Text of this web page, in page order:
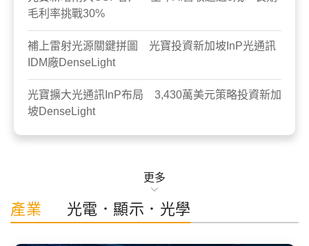
毛利率挑戰30%
補上雷射光源關鍵拼圖 光寶投資新加坡InP光通訊
IDM廠DenseLight
光寶擴大光通訊InP布局 3,430萬美元策略投資新加
坡DenseLight
更多
產業 光電．顯示．光學